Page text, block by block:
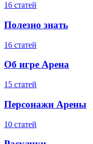
16 статей
Полезно знать
16 статей
Об игре Арена
15 статей
Персонажи Арены
10 статей